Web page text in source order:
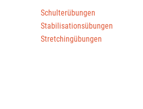
Schulterübungen
Stabilisationsübungen
Stretchingübungen